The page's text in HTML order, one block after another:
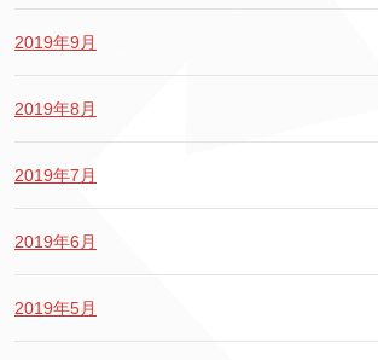
2019年9月
2019年8月
2019年7月
2019年6月
2019年5月